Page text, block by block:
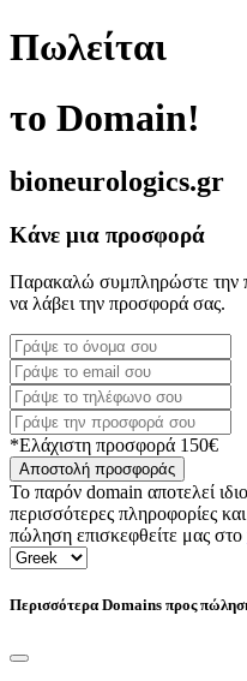
Πωλείται
το Domain!
bioneurologics.gr
Κάνε μια προσφορά
Παρακαλώ συμπληρώστε την
να λάβει την προσφορά σας.
*Ελάχιστη προσφορά 150€
Αποστολή προσφοράς
Το παρόν domain αποτελεί
περισσότερες πληροφορίες
πώληση επισκεφθείτε μας στο
Περισσότερα Domains προς